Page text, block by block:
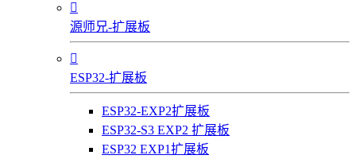

源师兄-扩展板

ESP32-扩展板
ESP32-EXP2扩展板
ESP32-S3 EXP2 扩展板
ESP32 EXP1扩展板